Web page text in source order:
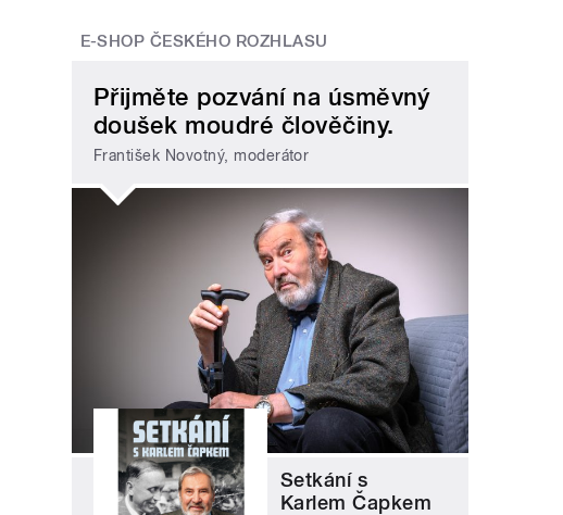
E-SHOP ČESKÉHO ROZHLASU
Přijměte pozvání na úsměvný
doušek moudré člověčiny.
František Novotný, moderátor
Setkání s
Karlem Čapkem